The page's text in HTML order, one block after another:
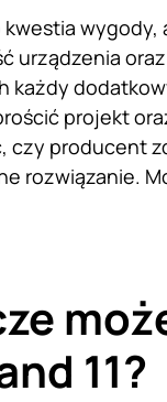
urządzenia
każdy
projekt
producent
rozwiązanie.
11?